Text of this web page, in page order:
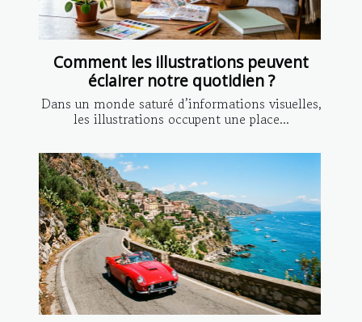
Comment les illustrations peuvent
éclairer notre quotidien ?
Dans un monde saturé d’informations visuelles,
les illustrations occupent une place...